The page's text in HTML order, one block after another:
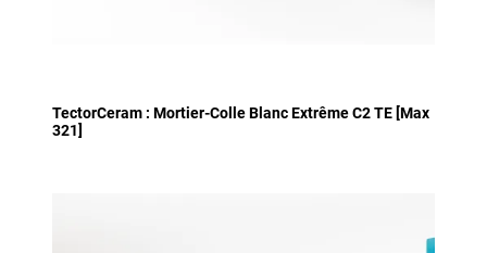
TectorCeram : Mortier-Colle Blanc Extrême C2 TE [Max
321]